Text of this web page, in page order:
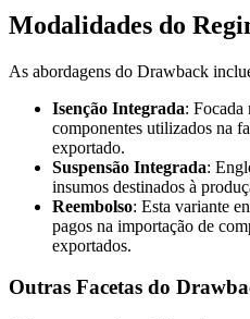
Modalidades do
As abordagens do Drawback
Isenção Integrada: Focada
componentes utilizados na
exportado.
Suspensão Integrada:
insumos destinados à
Reembolso: Esta variante
pagos na importação de
exportados.
Outras Facetas do